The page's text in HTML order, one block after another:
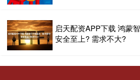
启天配资APP下载 鸿蒙
安全至上? 需求不大?